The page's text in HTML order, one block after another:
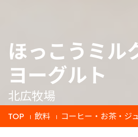
ほっこうミル
ヨーグルト
北広牧場
TOP 飲料 コーヒー・お茶・ジ